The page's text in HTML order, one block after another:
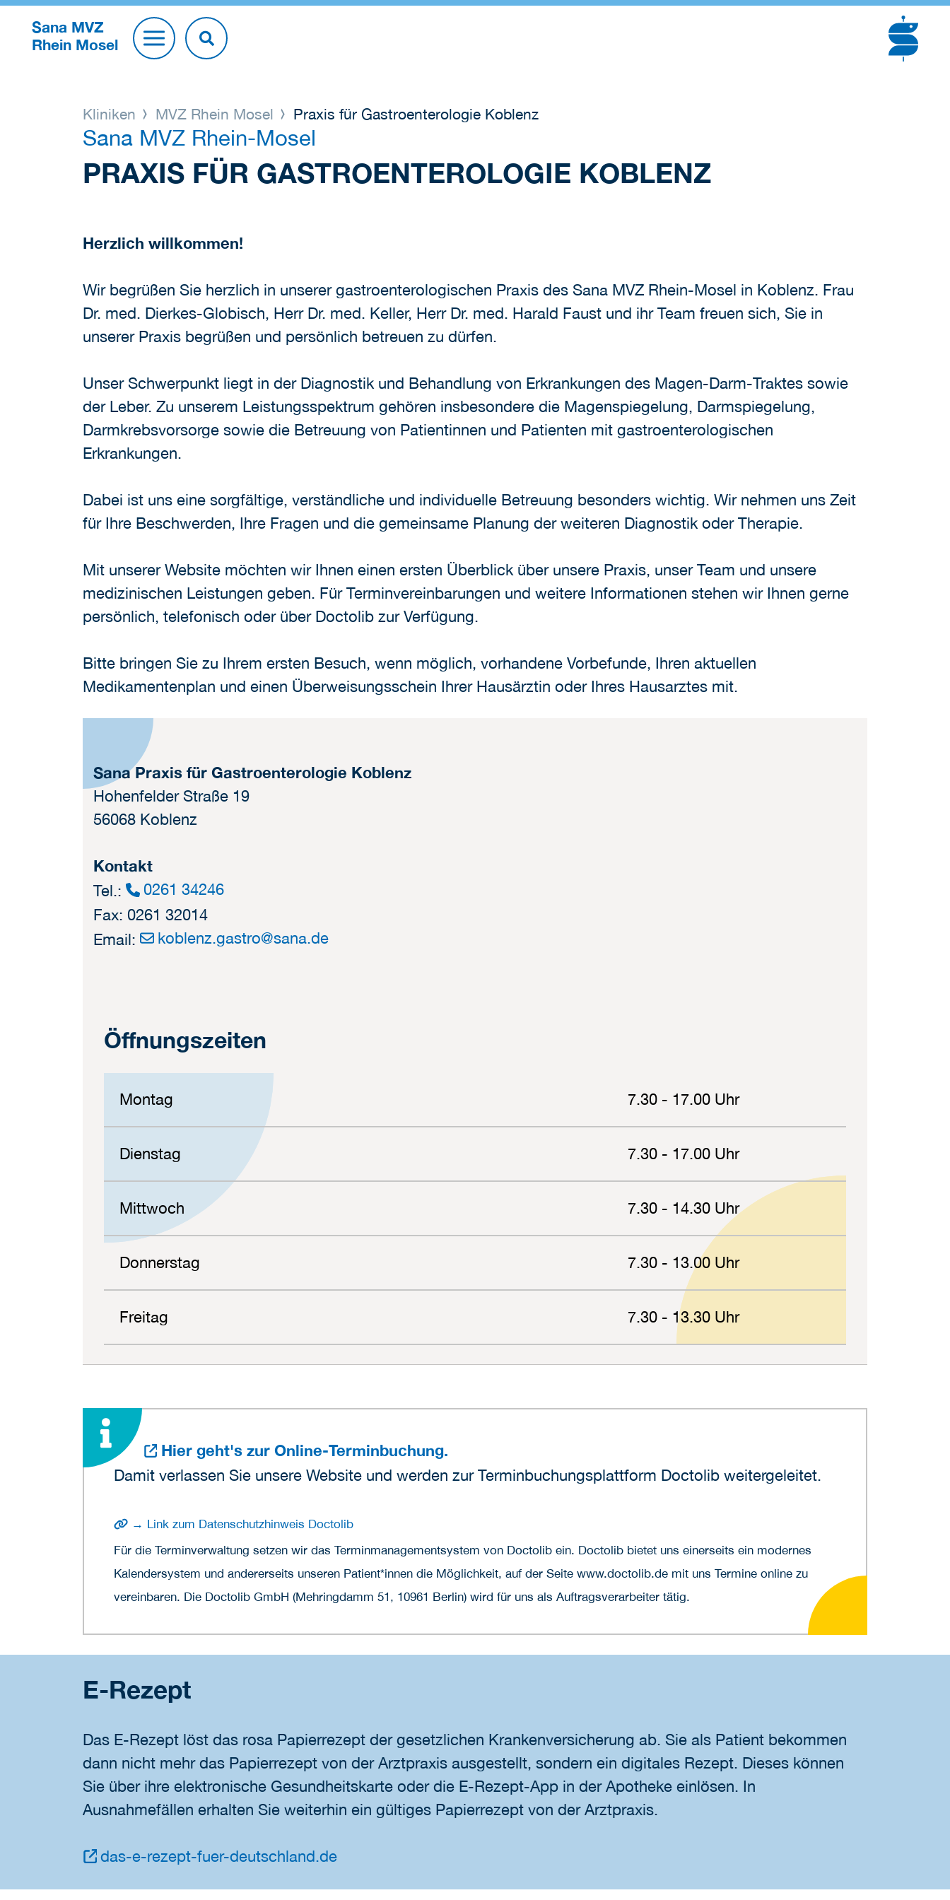
Sana MVZ
Rhein Mosel
Kliniken MVZ Rhein Mosel Praxis für Gastroenterologie Koblenz
Sana MVZ Rhein-Mosel
PRAXIS FÜR GASTROENTEROLOGIE KOBLENZ
Herzlich willkommen!
Wir begrüßen Sie herzlich in unserer gastroenterologischen Praxis des Sana MVZ Rhein-Mosel in Koblenz. Frau
Dr. med. Dierkes-Globisch, Herr Dr. med. Keller, Herr Dr. med. Harald Faust und ihr Team freuen sich, Sie in
unserer Praxis begrüßen und persönlich betreuen zu dürfen.
Unser Schwerpunkt liegt in der Diagnostik und Behandlung von Erkrankungen des Magen-Darm-Traktes sowie
der Leber. Zu unserem Leistungsspektrum gehören insbesondere die Magenspiegelung, Darmspiegelung,
Darmkrebsvorsorge sowie die Betreuung von Patientinnen und Patienten mit gastroenterologischen
Erkrankungen.
Dabei ist uns eine sorgfältige, verständliche und individuelle Betreuung besonders wichtig. Wir nehmen uns Zeit
für Ihre Beschwerden, Ihre Fragen und die gemeinsame Planung der weiteren Diagnostik oder Therapie.
Mit unserer Website möchten wir Ihnen einen ersten Überblick über unsere Praxis, unser Team und unsere
medizinischen Leistungen geben. Für Terminvereinbarungen und weitere Informationen stehen wir Ihnen gerne
persönlich, telefonisch oder über Doctolib zur Verfügung.
Bitte bringen Sie zu Ihrem ersten Besuch, wenn möglich, vorhandene Vorbefunde, Ihren aktuellen
Medikamentenplan und einen Überweisungsschein Ihrer Hausärztin oder Ihres Hausarztes mit.
Sana Praxis für Gastroenterologie Koblenz
Hohenfelder Straße 19
56068 Koblenz
Kontakt
Tel.:
0261 34246
Fax: 0261 32014
Email:
koblenz.gastro@sana.de
Öffnungszeiten
Montag 7.30 - 17.00 Uhr
Dienstag 7.30 - 17.00 Uhr
Mittwoch 7.30 - 14.30 Uhr
Donnerstag 7.30 - 13.00 Uhr
Freitag 7.30 - 13.30 Uhr
Hier geht's zur Online-Terminbuchung.
Damit verlassen Sie unsere Website und werden zur Terminbuchungsplattform Doctolib weitergeleitet.
→ Link zum Datenschutzhinweis Doctolib
Für die Terminverwaltung setzen wir das Terminmanagementsystem von Doctolib ein. Doctolib bietet uns einerseits ein modernes
Kalendersystem und andererseits unseren Patient*innen die Möglichkeit, auf der Seite www.doctolib.de mit uns Termine online zu
vereinbaren. Die Doctolib GmbH (Mehringdamm 51, 10961 Berlin) wird für uns als Auftragsverarbeiter tätig.
E-Rezept
Das E-Rezept löst das rosa Papierrezept der gesetzlichen Krankenversicherung ab. Sie als Patient bekommen
dann nicht mehr das Papierrezept von der Arztpraxis ausgestellt, sondern ein digitales Rezept. Dieses können
Sie über ihre elektronische Gesundheitskarte oder die E-Rezept-App in der Apotheke einlösen. In
Ausnahmefällen erhalten Sie weiterhin ein gültiges Papierrezept von der Arztpraxis.
das-e-rezept-fuer-deutschland.de